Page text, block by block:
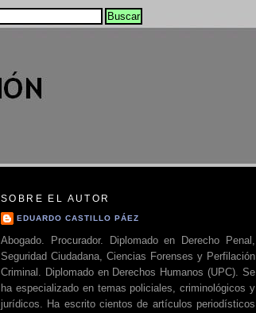
SOBRE EL AUTOR
EDUARDO CASTILLO PÁEZ
Abogado. Procurador. Diplomado en Derecho Penal,
Seguridad Ciudadana, Ciencias Forenses y Perfilación
Criminal. Diplomado en Derechos Humanos (UPC). Se
ha especializado en temas policiales, criminológicos y
jurídicos. Ha escrito cientos de artículos periodísticos